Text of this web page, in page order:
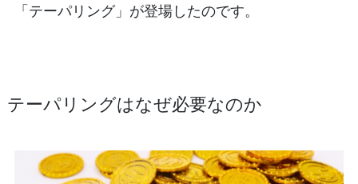
「テーパリング」が登場したのです。
テーパリングはなぜ必要なのか